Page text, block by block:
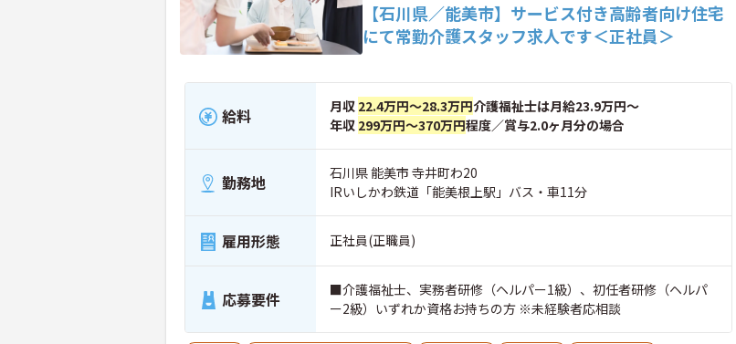
【石川県／能美市】サービス付き高齢者向け住宅
にて常勤介護スタッフ求人です＜正社員＞
給料 月収 22.4万円～28.3万円介護福祉士は月給23.9万円～
年収 299万円～370万円程度／賞与2.0ヶ月分の場合
勤務地
石川県 能美市 寺井町わ20
IRいしかわ鉄道「能美根上駅」バス・車11分
雇用形態 正社員(正職員)
応募要件
■介護福祉士、実務者研修（ヘルパー1級）、初任者研修（ヘルパ
ー2級）いずれか資格お持ちの方 ※未経験者応相談